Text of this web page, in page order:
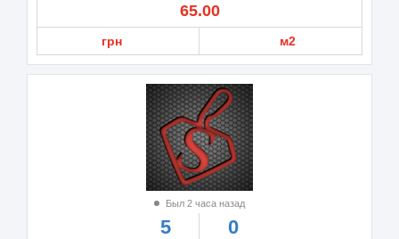
65.00
грн м2
Был 2 часа назад
5 0